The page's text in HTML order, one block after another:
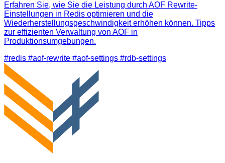
Erfahren Sie, wie Sie die Leistung durch AOF Rewrite-
Einstellungen in Redis optimieren und die
Wiederherstellungsgeschwindigkeit erhöhen können. Tipps
zur effizienten Verwaltung von AOF in
Produktionsumgebungen.
#redis #aof-rewrite #aof-settings #rdb-settings